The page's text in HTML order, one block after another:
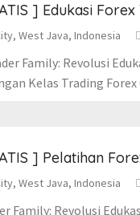
] Edukasi
West Java, Indonesia
Family: Revolusi
Kelas Trading Forex
] Pelatihan
West Java, Indonesia
Family: Revolusi